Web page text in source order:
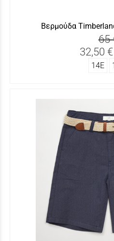
Βερμούδα
65
32,50 €
14Ε